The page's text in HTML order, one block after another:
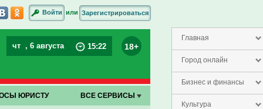
Главная
Город онлайн
Бизнес и финансы
Культура
Войти или Зарегистрироваться
чт , 6 августа 15:22 18+
ЮРИСТУ ВСЕ СЕРВИСЫ